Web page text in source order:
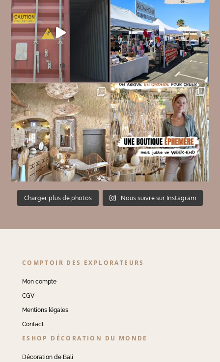
Charger plus de photos Nous suivre sur Instagram
COMPTOIR DES EXPLORATEURS
Mon compte
CGV
Mentions légales
Contact
ESHOP DÉCORATION DU MONDE
Décoration de Bali